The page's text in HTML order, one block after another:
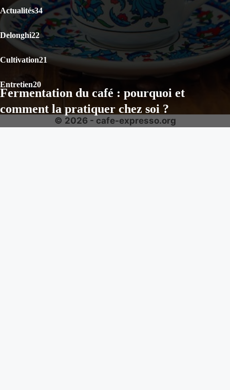
Fermentation du café : pourquoi et
comment la pratiquer chez soi ?
Actualités34
Delonghi22
Cultivation21
Entretien20
© 2026 - cafe-expresso.org